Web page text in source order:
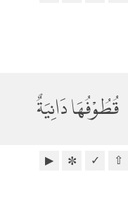
قُطُوْفُهَا دَانِيَةٌ
⇧
✓
✼
▶